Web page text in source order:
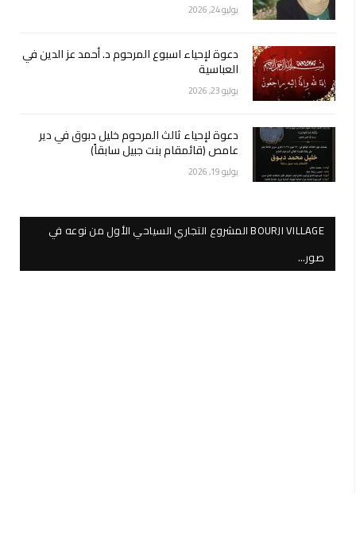
يوليو 24, 2026
دعوة لإحياء اسبوع المرحوم د. أحمد عز الدين في
العباسية
يوليو 23, 2026
دعوة لإحياء ثالث المرحوم خليل دبوق في دير
عامص (قائمقام بنت جبيل سابقاً)
يوليو 19, 2026
BOURJI VILLAGE المشروع التجاري السياحي الأول من نوعه في
صور…